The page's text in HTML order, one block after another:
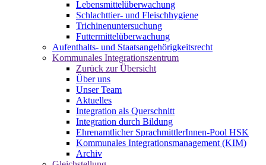
Lebensmittelüberwachung
Schlachttier- und Fleischhygiene
Trichinenuntersuchung
Futtermittelüberwachung
Aufenthalts- und Staatsangehörigkeitsrecht
Kommunales Integrationszentrum
Zurück zur Übersicht
Über uns
Unser Team
Aktuelles
Integration als Querschnitt
Integration durch Bildung
Ehrenamtlicher SprachmittlerInnen-Pool HSK
Kommunales Integrationsmanagement (KIM)
Archiv